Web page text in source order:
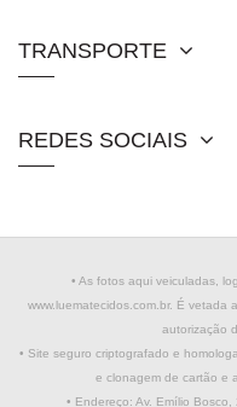
TRANSPORTE
REDES SOCIAIS
• As fotos aqui veiculadas,
www.luematecidos.com.br. É vetada
autorização
• Site seguro criptografado e
e clonagem de cartão e
• Endereço: Av. Emílio